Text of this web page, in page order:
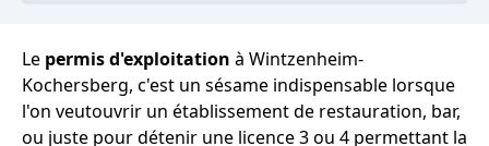
Le permis d'exploitation à Wintzenheim-
Kochersberg, c'est un sésame indispensable lorsque
l'on veutouvrir un établissement de restauration, bar,
ou juste pour détenir une licence 3 ou 4 permettant la